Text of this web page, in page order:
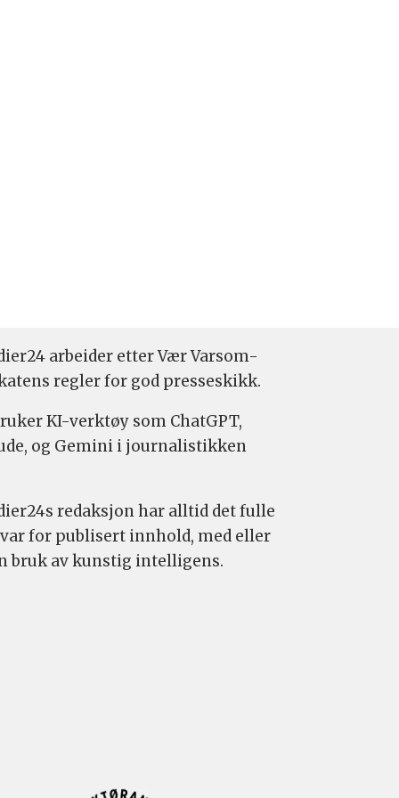
arbeider etter Vær Varsom-
regler for god presseskikk.
KI-verktøy som ChatGPT,
og Gemini i journalistikken
redaksjon har alltid det fulle
for publisert innhold, med eller
bruk av kunstig intelligens.